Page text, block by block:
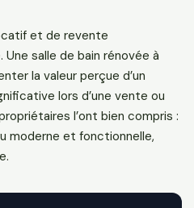
et de revente
salle de bain rénovée à
la valeur perçue d’un
lors d’une vente ou
l’ont bien compris :
moderne et fonctionnelle,